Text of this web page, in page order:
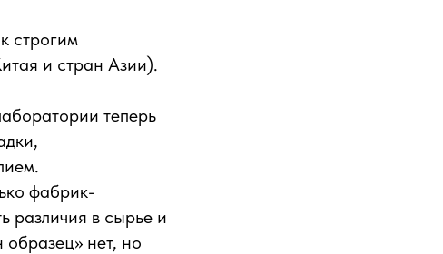
строгим
и стран Азии).
теперь
фабрик-
различия в сырье и
нет, но